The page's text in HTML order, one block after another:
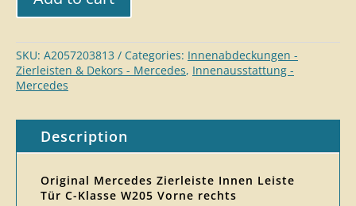
SKU: A2057203813 Categories: Innenabdeckungen -
Zierleisten & Dekors - Mercedes, Innenausstattu​ng -
Mercedes
Description
Original Mercedes Zierleiste Innen Leiste
Tür C-Klasse W205 Vorne rechts